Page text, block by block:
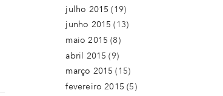
julho 2015 (19)
junho 2015 (13)
maio 2015 (8)
abril 2015 (9)
março 2015 (15)
fevereiro 2015 (5)